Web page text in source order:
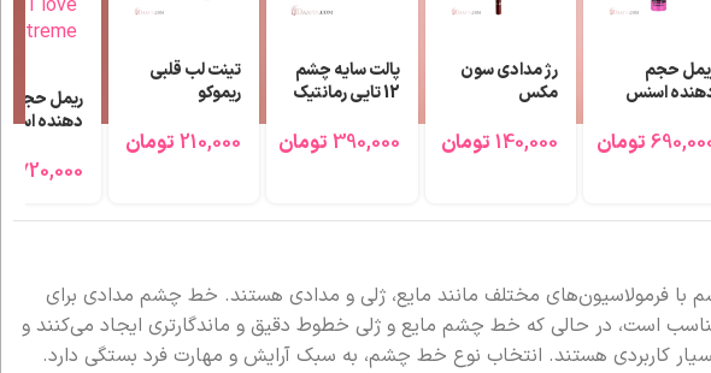
آی
تومان
تینت لب اکلیلی
شاین اسنس
210,000تومان
پالت کانتور و
هایلایتر 6 رنگ
450,000تومان
ژل لیفت ابرو
صورتی اسنس
190,000 تومان
مات ریونانس کد
320,000
فرمولاسیون‌های مختلف مانند مایع، ژلی و مدادی هستند. خط چشم مدادی برای
است، در حالی که خط چشم مایع و ژلی خطوط دقیق و ماندگارتری ایجاد می‌کنند و
کاربردی هستند. انتخاب نوع خط چشم، به سبک آرایش و مهارت فرد بستگی دارد.